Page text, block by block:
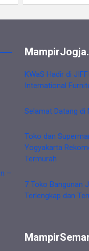
–
KWaS Hadir di
International
Selamat Datang di
Toko dan
Yogyakarta
Termurah
7 Toko Bangunan
Terlengkap dan